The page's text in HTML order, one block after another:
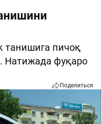
танишига пичоқ
Натижада фуқаро
Поделиться